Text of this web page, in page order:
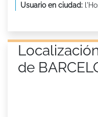
Usuario en ciudad:
de